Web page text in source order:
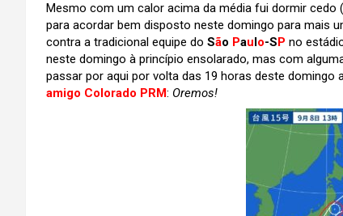
Mesmo com um calor acima da média fui dormir cedo
para acordar bem disposto neste domingo para mais
contra a tradicional equipe do São Paulo-SP no
neste domingo à princípio ensolarado, mas com
passar por aqui por volta das 19 horas deste
amigo Colorado PRM: Oremos!